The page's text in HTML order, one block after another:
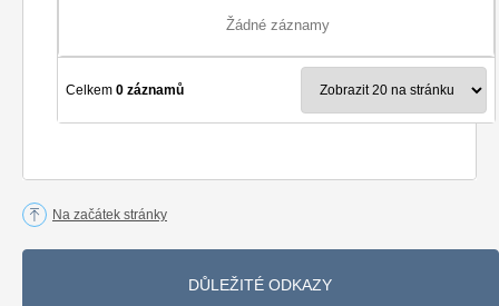
Žádné záznamy
Celkem 0 záznamů
Na začátek stránky
DŮLEŽITÉ ODKAZY